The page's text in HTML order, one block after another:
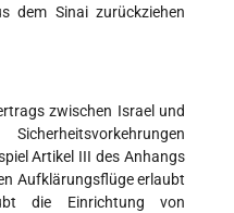
dem Sinai zurückziehen
zwischen Israel und
Artikel III des Anhangs
Aufklärungsflüge erlaubt
die Einrichtung von